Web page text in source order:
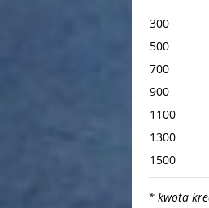
300
500
700
900
1100
1300
1500
* kwota